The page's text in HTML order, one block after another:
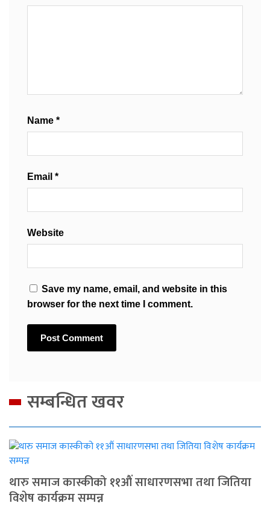
Name *
Email *
Website
Save my name, email, and website in this
browser for the next time I comment.
सम्बन्धित खवर
थारु समाज कास्कीको ११औं साधारणसभा तथा जितिया
विशेष कार्यक्रम सम्पन्न